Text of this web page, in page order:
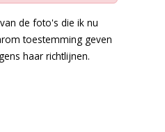
de foto's die ik nu
toestemming geven
haar richtlijnen.